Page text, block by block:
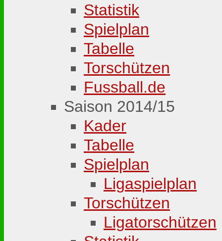
Statistik
Spielplan
Tabelle
Torschützen
Fussball.de
Saison 2014/15
Kader
Tabelle
Spielplan
Ligaspielplan
Torschützen
Ligatorschützen